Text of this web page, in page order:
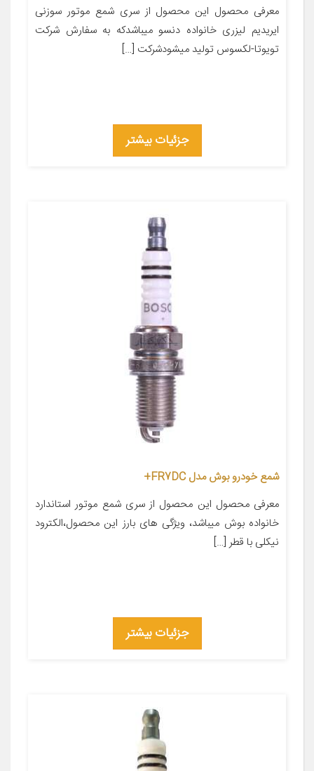
معرفی محصول این محصول از سری شمع موتور سوزنی
ایریدیم لیزری خانواده دنسو میباشدکه به سفارش شرکت
تویوتا-لکسوس تولید میشودشرکت […]
جزئیات بیشتر
شمع خودرو بوش مدل FR7DC+
معرفی محصول این محصول از سری شمع موتور استاندارد
خانواده بوش میباشد، ویژگی های بارز این محصول،الکترود
نیکلی با قطر […]
جزئیات بیشتر